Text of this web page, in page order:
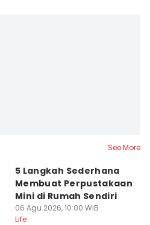
See More
5 Langkah Sederhana
Membuat Perpustakaan
Mini di Rumah Sendiri
06 Agu 2026, 10:00 WIB
Life